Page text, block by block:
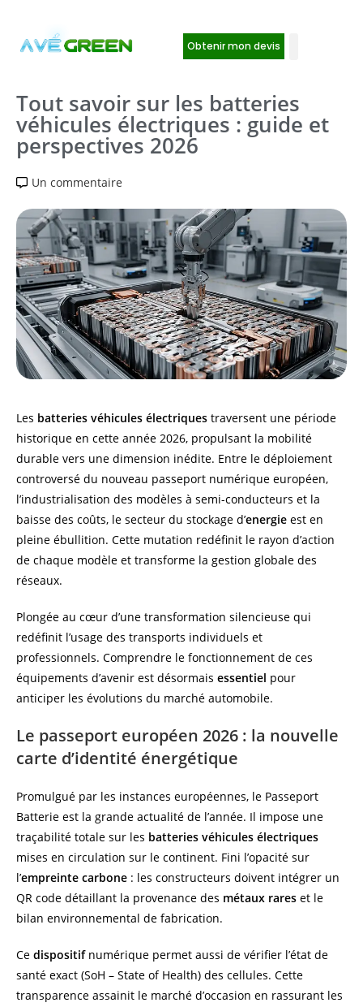
Obtenir mon devis
Tout savoir sur les batteries
véhicules électriques : guide et
perspectives 2026
Un commentaire
Les batteries véhicules électriques traversent une période
historique en cette année 2026, propulsant la mobilité
durable vers une dimension inédite. Entre le déploiement
controversé du nouveau passeport numérique européen,
l’industrialisation des modèles à semi-conducteurs et la
baisse des coûts, le secteur du stockage d’energie est en
pleine ébullition. Cette mutation redéfinit le rayon d’action
de chaque modèle et transforme la gestion globale des
réseaux.
Plongée au cœur d’une transformation silencieuse qui
redéfinit l’usage des transports individuels et
professionnels. Comprendre le fonctionnement de ces
équipements d’avenir est désormais essentiel pour
anticiper les évolutions du marché automobile.
Le passeport européen 2026 : la nouvelle
carte d’identité énergétique
Promulgué par les instances européennes, le Passeport
Batterie est la grande actualité de l’année. Il impose une
traçabilité totale sur les batteries véhicules électriques
mises en circulation sur le continent. Fini l’opacité sur
l’empreinte carbone : les constructeurs doivent intégrer un
QR code détaillant la provenance des métaux rares et le
bilan environnemental de fabrication.
Ce dispositifnumérique permet aussi de vérifier l’état de
santé exact (SoH – State of Health) des cellules. Cette
transparence assainit le marché d’occasion en rassurant les